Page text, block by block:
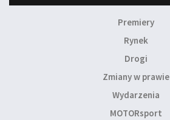
Premiery
Rynek
Drogi
Zmiany w prawie
Wydarzenia
MOTORsport